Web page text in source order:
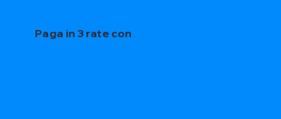
Paga in 3 rate con